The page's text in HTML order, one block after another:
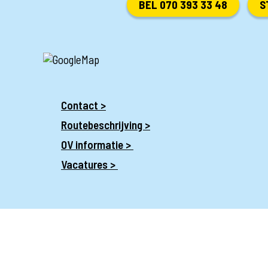
BEL 070 393 33 48
Contact >
Routebeschrijving >
OV informatie >
Vacatures >